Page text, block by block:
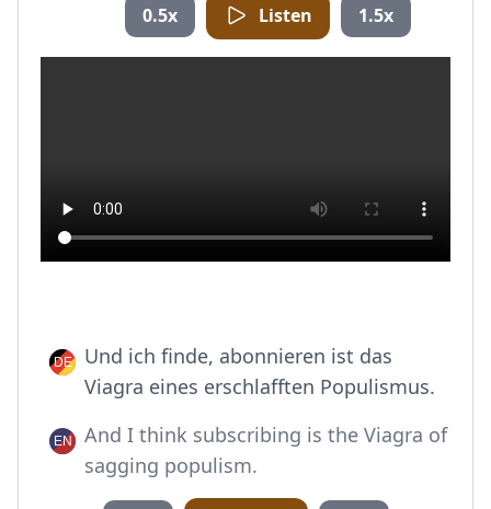
0.5x Listen 1.5x
Und ich finde, abonnieren ist das
Viagra eines erschlafften Populismus.
And I think subscribing is the Viagra of
sagging populism.